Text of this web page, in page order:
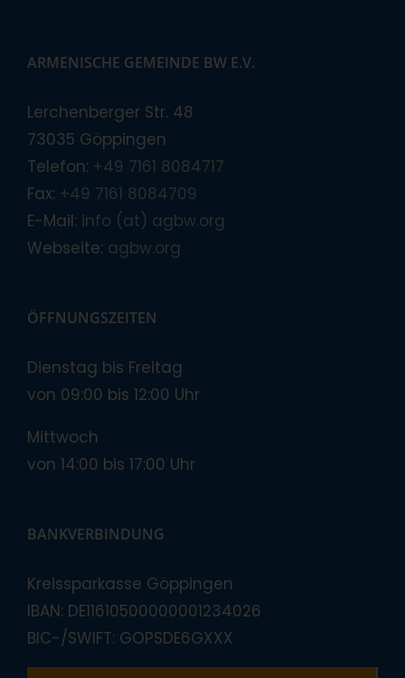
ARMENISCHE GEMEINDE BW E.V.
Lerchenberger Str. 48
73035 Göppingen
Telefon: +49 7161 8084717
Fax: +49 7161 8084709
E-Mail: info (at) agbw.org
Webseite: agbw.org
ÖFFNUNGSZEITEN
Dienstag bis Freitag
von 09:00 bis 12:00 Uhr
Mittwoch
von 14:00 bis 17:00 Uhr
BANKVERBINDUNG
Kreissparkasse Göppingen
IBAN: DE11610500000001234026
BIC-/SWIFT: GOPSDE6GXXX